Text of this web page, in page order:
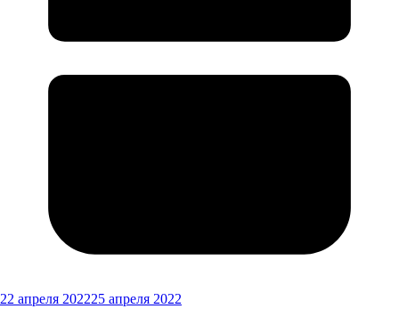
22 апреля 202225 апреля 2022